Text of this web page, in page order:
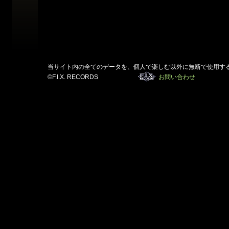
当サイト内の全てのデータを、個人で楽しむ以外に無断で使用す
©F.I.X. RECORDS
お問い合わせ